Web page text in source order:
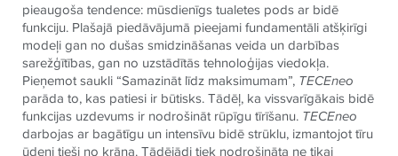
pieaugoša tendence: mūsdienīgs tualetes pods ar bidē
funkciju. Plašajā piedāvājumā pieejami fundamentāli atšķirīgi
modeļi gan no dušas smidzināšanas veida un darbības
sarežģītības, gan no uzstādītās tehnoloģijas viedokļa.
Pieņemot saukli “Samazināt līdz maksimumam”, TECEneo
parāda to, kas patiesi ir būtisks. Tādēļ, ka vissvarīgākais bidē
funkcijas uzdevums ir nodrošināt rūpīgu tīrīšanu. TECEneo
darbojas ar bagātīgu un intensīvu bidē strūklu, izmantojot tīru
ūdeni tieši no krāna. Tādējādi tiek nodrošināta ne tikai